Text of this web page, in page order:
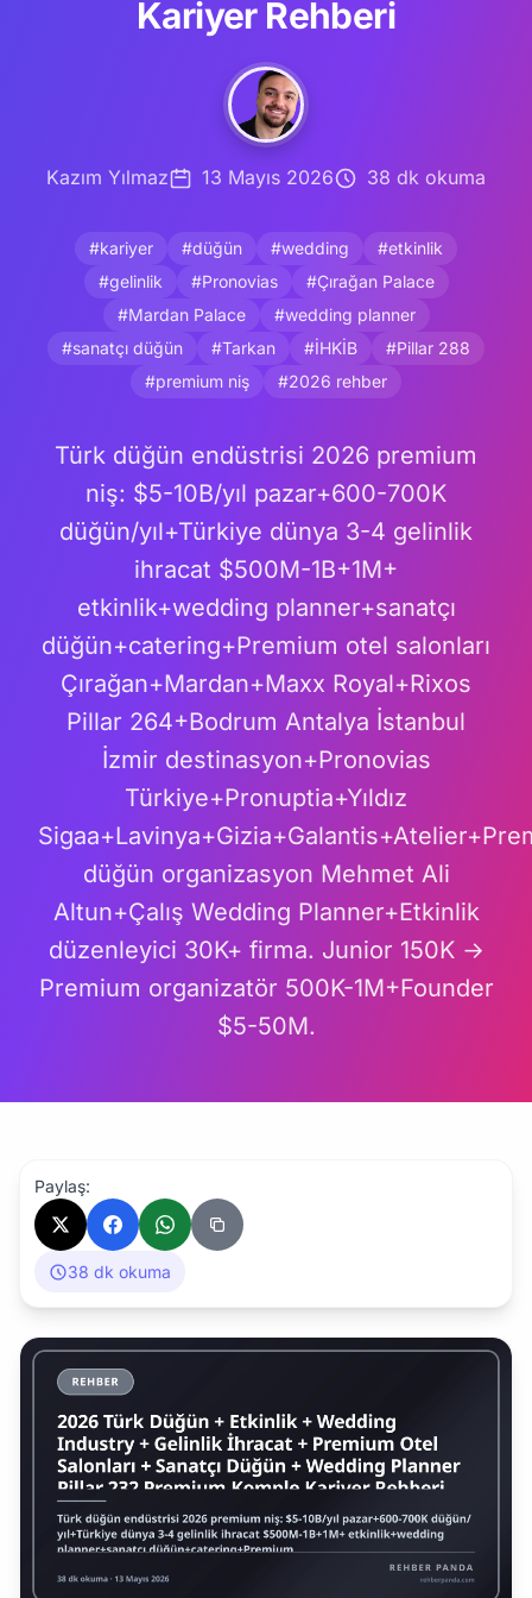
Kariyer Rehberi
Kazım Yılmaz 13 Mayıs 2026 38 dk okuma
#kariyer #düğün #wedding
#etkinlik
#gelinlik
#Pronovias
#Çırağan Palace
#Mardan Palace
#wedding planner
#sanatçı düğün
#Tarkan #İHKİB
#Pillar 288
#premium niş
#2026 rehber
Türk düğün endüstrisi 2026 premium
niş: $5-10B/yıl pazar+600-700K
düğün/yıl+Türkiye dünya 3-4 gelinlik
ihracat $500M-1B+1M+
etkinlik+wedding planner+sanatçı
düğün+catering+Premium otel salonları
Çırağan+Mardan+Maxx Royal+Rixos
Pillar 264+Bodrum Antalya İstanbul
İzmir destinasyon+Pronovias
Türkiye+Pronuptia+Yıldız
düğün organizasyon Mehmet Ali
Altun+Çalış Wedding Planner+Etkinlik
düzenleyici 30K+ firma. Junior 150K →
Premium organizatör 500K-1M+Founder
$5-50M.
Paylaş:
38 dk okuma